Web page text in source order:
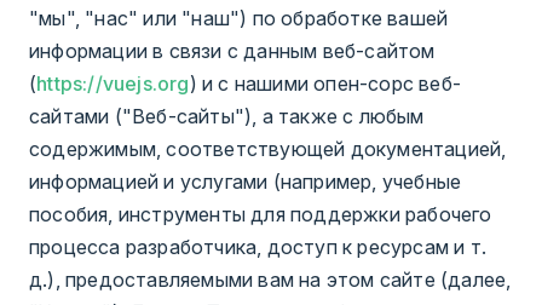
"мы", "нас" или "наш") по обработке вашей
информации в связи с данным веб-сайтом
(https://vuejs.org) и с нашими опен-сорс веб-
сайтами ("Веб-сайты"), а также с любым
содержимым, соответствующей документацией,
информацией и услугами (например, учебные
пособия, инструменты для поддержки рабочего
процесса разработчика, доступ к ресурсам и т.
д.), предоставляемыми вам на этом сайте (далее,